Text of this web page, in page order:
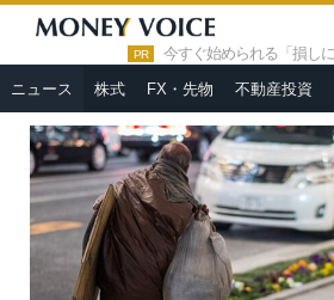
PR 今すぐ始められる「損し
ニュース 株式 FX・先物 不動産投資
HOME » ニュース »
日本も超格差社
困に喘ぐも、働かない富裕層がさらに豊か